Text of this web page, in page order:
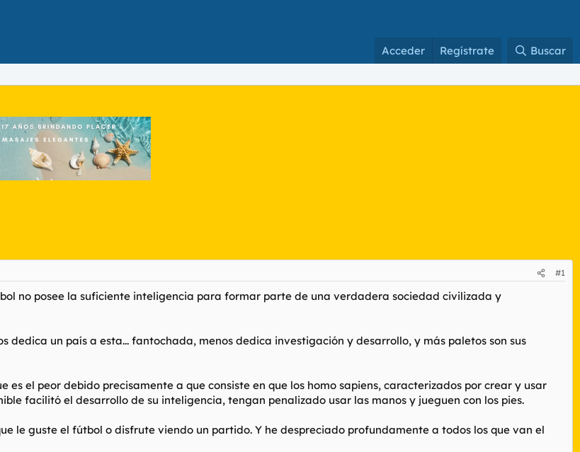
Acceder Regístrate Buscar
#1
no posee la suficiente inteligencia para formar parte de una verdadera sociedad civilizada y
dedica un país a esta... fantochada, menos dedica investigación y desarrollo, y más paletos son sus
es el peor debido precisamente a que consiste en que los homo sapiens, caracterizados por crear y usar
facilitó el desarrollo de su inteligencia, tengan penalizado usar las manos y jueguen con los pies.
le guste el fútbol o disfrute viendo un partido. Y he despreciado profundamente a todos los que van el